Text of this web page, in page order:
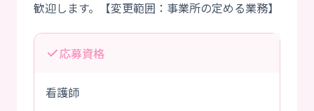
応募資格
看護師